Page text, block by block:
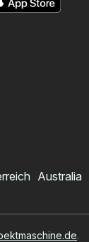
Australia
.